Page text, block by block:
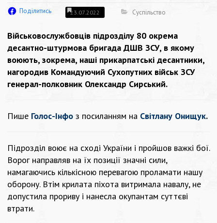
Поділитись 23.07.2022 Суспільство
Військовослужбовців підрозділу 80 окрема
десантно-штурмова бригада ДШВ ЗСУ, в якому
воюють, зокрема, наші прикарпатські десантники,
нагородив Командуючий Сухопутних військ ЗСУ
генерал-полковник Олександр Сирський.
Пише Голос-Інфо з посиланням на Світлану Онищук.
Підрозділ воює на сході України і пройшов важкі бої.
Ворог направляв на їх позиції значні сили,
намагаючись кількісною перевагою проламати нашу
оборону. Втім крилата піхота витримала навалу, не
допустила прориву і нанесла окупантам суттєві
втрати.